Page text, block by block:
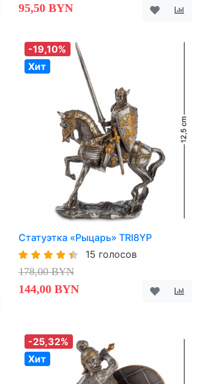
95,50 BYN
-19,10%
Хит
Статуэтка «Рыцарь» TRI8YP
15 голосов
178,00 BYN
144,00 BYN
-25,32%
Хит